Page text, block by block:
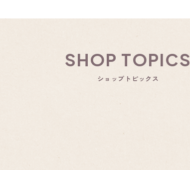
SHOP TOPICS
ショップトピックス